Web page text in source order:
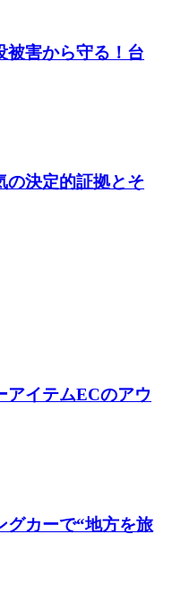
被害から守る！台
の決定的証拠とそ
アイテムECのアウ
グカーで“地方を旅